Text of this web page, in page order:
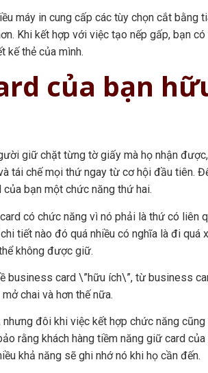
máy in cung cấp các tùy chọn cắt bằng
Khi kết hợp với việc tạo nếp gấp, bạn có
kế thẻ của mình.
của bạn
giữ chặt từng tờ giấy mà họ nhận
tái chế mọi thứ ngay từ cơ hội đầu tiên.
bạn một chức năng thứ hai.
có chức năng vì nó phải là thứ có liên
tiết nào đó quá nhiều có nghĩa là đi quá
không được giữ.
business card \”hữu ích\”, từ business
chai và hơn thế nữa.
đôi khi việc kết hợp chức năng cũng
rằng khách hàng tiềm năng giữ card của
khả năng sẽ ghi nhớ nó khi họ cần đến.